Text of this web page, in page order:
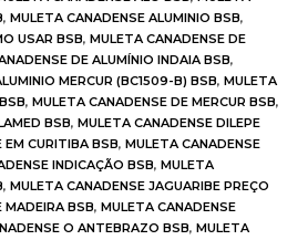
, MULETA CANADENSE ALUMINIO BSB,
USAR BSB, MULETA CANADENSE DE
DE ALUMÍNIO INDAIA BSB,
MERCUR (BC1509-B) BSB, MULETA
, MULETA CANADENSE DE MERCUR BSB,
BSB, MULETA CANADENSE DILEPE
EM CURITIBA BSB, MULETA CANADENSE
INDICAÇÃO BSB, MULETA
, MULETA CANADENSE JAGUARIBE PREÇO
MADEIRA BSB, MULETA CANADENSE
O ANTEBRAZO BSB, MULETA